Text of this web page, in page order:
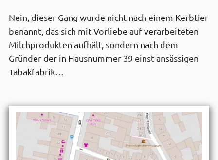
Nein, dieser Gang wurde nicht nach einem Kerb­tier
benannt, das sich mit Vor­liebe auf verarbeiteten
Milch­produkten aufhält, sondern nach dem
Gründer der in Haus­nummer 39 einst ansässigen
Tabak­fabrik…